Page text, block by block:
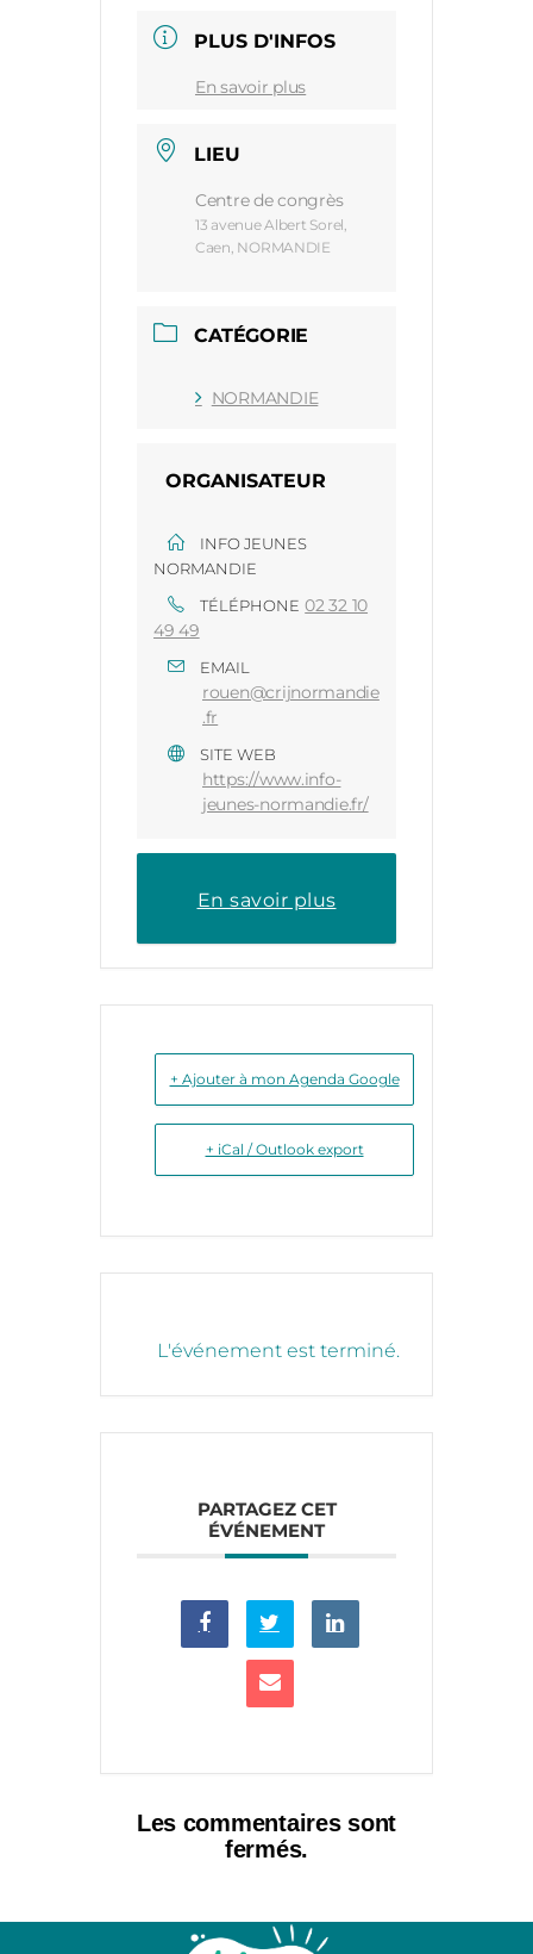
PLUS D'INFOS
En savoir plus
LIEU
Centre de congrès
13 avenue Albert Sorel,
Caen, NORMANDIE
CATÉGORIE
NORMANDIE
ORGANISATEUR
INFO JEUNES
NORMANDIE
TÉLÉPHONE 02 32 10
49 49
EMAIL
rouen@crijnormandie
.fr
SITE WEB
https://www.info-
jeunes-normandie.fr/
En savoir plus
+ Ajouter à mon Agenda Google
+ iCal / Outlook export
L'événement est terminé.
PARTAGEZ CET
ÉVÉNEMENT
Les commentaires sont
fermés.